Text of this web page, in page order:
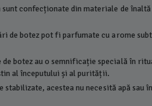
sunt confecționate din materiale de
de botez pot fi parfumate cu arome
de botez au o semnificație specială în
al începutului și al purității.
stabilizate, acestea nu necesită apă